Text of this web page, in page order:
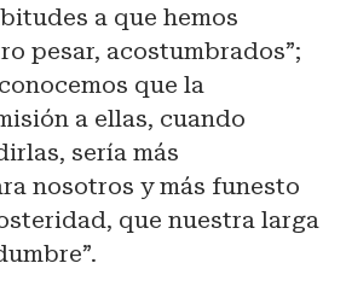
a que hemos
pesar, acostumbrados”;
que la
a ellas, cuando
sería más
nosotros y más funesto
que nuestra larga